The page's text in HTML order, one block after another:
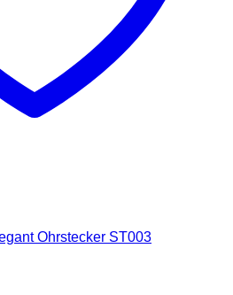
Ohrstecker ST003